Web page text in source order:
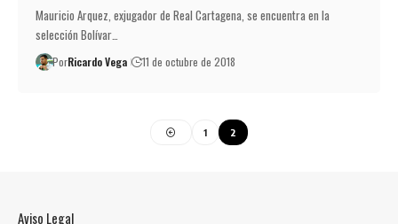
Mauricio Arquez, exjugador de Real Cartagena, se encuentra en la
selección Bolívar…
PorRicardo Vega 11 de octubre de 2018
1 2
Aviso Legal